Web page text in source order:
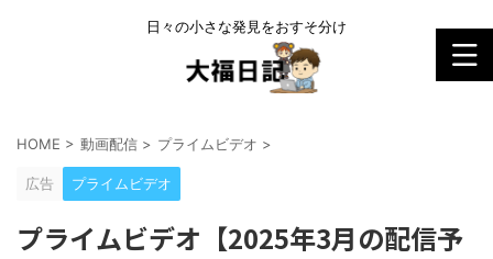
日々の小さな発見をおすそ分け
HOME > 動画配信 > プライムビデオ >
広告 プライムビデオ
プライムビデオ【2025年3月の配信予